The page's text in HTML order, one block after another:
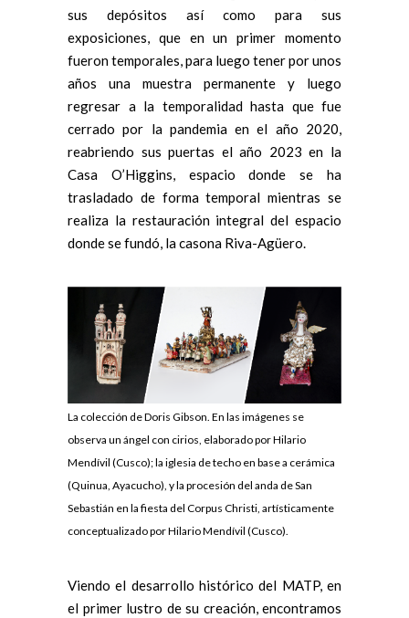
sus depósitos así como para sus
exposiciones, que en un primer momento
fueron temporales, para luego tener por unos
años una muestra permanente y luego
regresar a la temporalidad hasta que fue
cerrado por la pandemia en el año 2020,
reabriendo sus puertas el año 2023 en la
Casa O’Higgins, espacio donde se ha
trasladado de forma temporal mientras se
realiza la restauración integral del espacio
donde se fundó, la casona Riva-Agüero.
La colección de Doris Gibson. En las imágenes se
observa un ángel con cirios, elaborado por Hilario
Mendívil (Cusco); la iglesia de techo en base a cerámica
(Quinua, Ayacucho), y la procesión del anda de San
Sebastián en la fiesta del Corpus Christi, artísticamente
conceptualizado por Hilario Mendívil (Cusco).
Viendo el desarrollo histórico del MATP, en
el primer lustro de su creación, encontramos